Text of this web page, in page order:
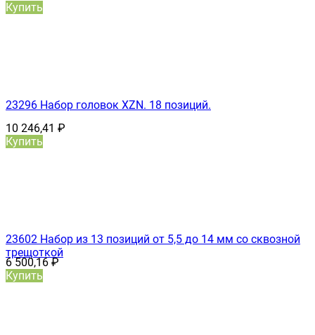
Купить
23296 Набор головок XZN. 18 позиций.
10 246,41 ₽
Купить
23602 Набор из 13 позиций от 5,5 до 14 мм со сквозной
трещоткой
6 500,16₽
Купить